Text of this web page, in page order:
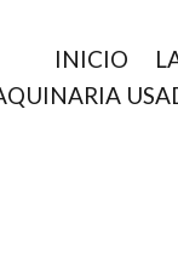
INICIO